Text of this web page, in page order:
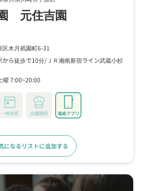
元住吉園
木月祇園町6-31
から徒歩で10分
ＪＲ湘南新宿ライン武蔵小杉
曜 7:00~20:00
一時保育 自園調理 連絡アプリ
になるリストに追加する